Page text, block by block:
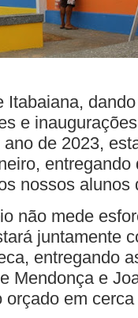
Itabaiana,
e
de 2023,
entregando
nossos
não mede
juntamente
entregando
Mendonça e
em